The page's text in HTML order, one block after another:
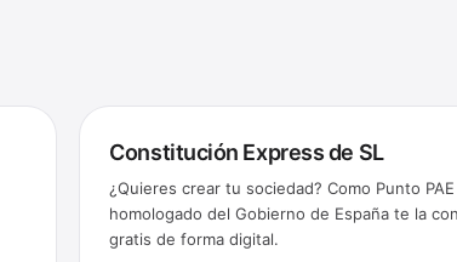
Constitución Express de SL
¿Quieres crear tu sociedad? Como Punto PAE
homologado del Gobierno de España te la
gratis de forma digital.